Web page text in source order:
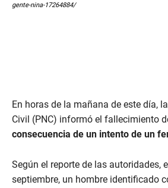
gente-nina-17264884/
En horas de la mañana de este día,
Civil (PNC) informó el fallecimiento
consecuencia de un intento de un
Según el reporte de las autoridades,
septiembre, un hombre identificado